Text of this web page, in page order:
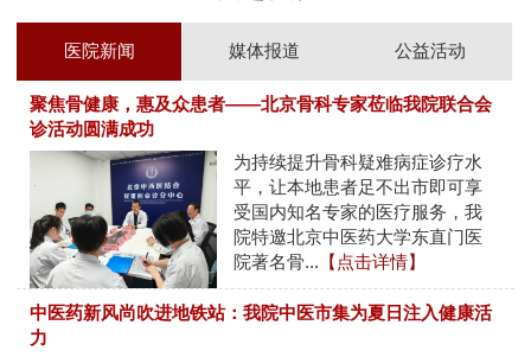
医院新闻 媒体报道 公益活动
聚焦骨健康，惠及众患者——北京骨科专家莅临我院联合会
诊活动圆满成功
为持续提升骨科疑难病症诊疗水
平，让本地患者足不出市即可享
受国内知名专家的医疗服务，我
院特邀北京中医药大学东直门医
院著名骨... 【点击详情】
中医药新风尚吹进地铁站：我院中医市集为夏日注入健康活
力